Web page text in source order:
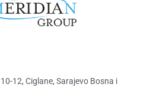
12, Ciglane, Sarajevo Bosna i